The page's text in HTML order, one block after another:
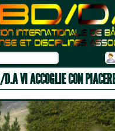
VI ACCOGLIE CON